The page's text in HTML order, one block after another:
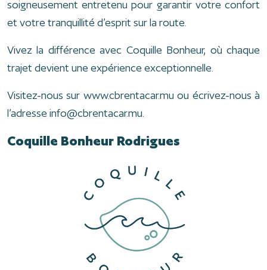
soigneusement entretenu pour garantir votre confort
et votre tranquillité d’esprit sur la route.
Vivez la différence avec Coquille Bonheur, où chaque
trajet devient une expérience exceptionnelle.
Visitez-nous sur www.cbrentacar.mu ou écrivez-nous à
l’adresse info@cbrentacar.mu.
Coquille Bonheur Rodrigues